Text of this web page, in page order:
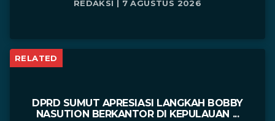
REDAKSI | 7 AGUSTUS 2026
RELATED
DPRD SUMUT APRESIASI LANGKAH BOBBY
NASUTION BERKANTOR DI KEPULAUAN ...